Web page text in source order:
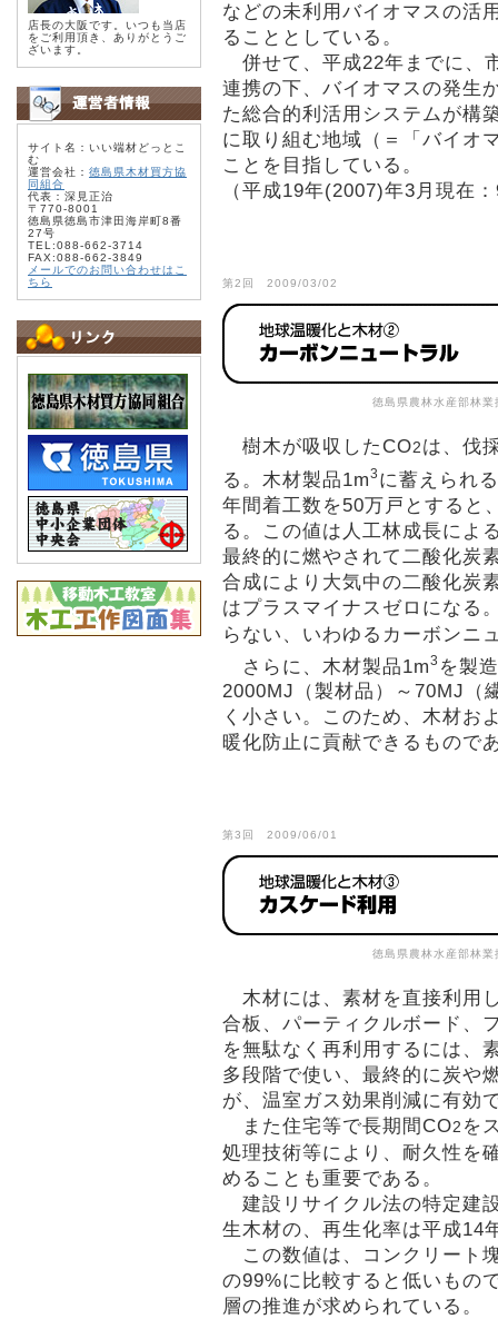
店長の大阪です。いつも当店
をご利用頂き、ありがとうご
ざいます。
サイト名：いい端材どっとこ
む
運営会社： 徳島県木材買方協
同組合
代表：深見正治
〒770-8001
徳島県徳島市津田海岸町8番
27号
TEL:088-662-3714
FAX:088-662-3849
メールでのお問い合わせはこ
ちら
などの未利用バイオマスの活
ることとしている。
併せて、平成22年までに、
連携の下、バイオマスの発生
た総合的利活用システムが構
に取り組む地域（＝「バイオ
ことを目指している。
（平成19年(2007)年3月現在
第2回 2009/03/02
徳島県農林水産部林
樹木が吸収したCO2は、伐
る。木材製品1m3 に蓄えられ
年間着工数を50万戸とすると
る。この値は人工林成長によ
最終的に燃やされて二酸化炭
合成により大気中の二酸化炭
はプラスマイナスゼロになる
らない、いわゆるカーボンニ
さらに、木材製品1m3 を製
2000MJ（製材品）～70MJ（
く小さい。このため、木材お
暖化防止に貢献できるもので
第3回 2009/06/01
徳島県農林水産部林
木材には、素材を直接利用
合板、パーティクルボード、
を無駄なく再利用するには、
多段階で使い、最終的に炭や
が、温室ガス効果削減に有効
また住宅等で長期間CO2 を
処理技術等により、耐久性を
めることも重要である。
建設リサイクル法の特定建
生木材の、再生化率は平成14
この数値は、コンクリート
の99%に比較すると低いもの
層の推進が求められている。